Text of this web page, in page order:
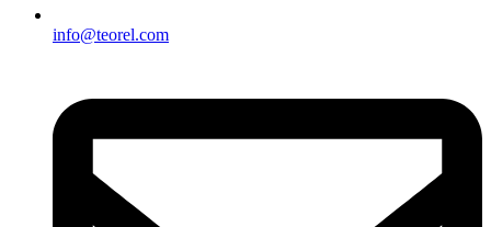
info@teorel.com